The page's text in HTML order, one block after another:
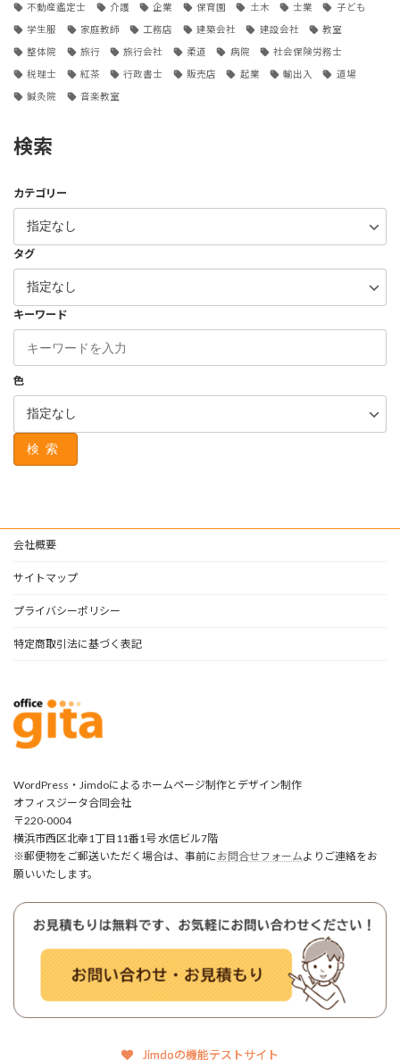
不動産鑑定士 介護 企業 保育園 土木 士業 子ども
学生服 家庭教師 工務店 建築会社 建設会社 教室
整体院 旅行 旅行会社 柔道 病院 社会保険労務士
税理士 紅茶 行政書士 販売店 起業 輸出入 道場
鍼灸院 音楽教室
検索
カテゴリー
タグ
キーワード
色
検索
会社概要
サイトマップ
プライバシーポリシー
特定商取引法に基づく表記
WordPress・Jimdoによるホームページ制作とデザイン制作
オフィスジータ合同会社
〒220-0004
横浜市西区北幸1丁目11番1号 水信ビル7階
※郵便物をご郵送いただく場合は、事前に お問合せフォームよりご連絡をお
願いいたします。
Jimdoの機能テストサイト